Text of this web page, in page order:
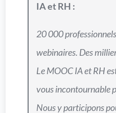
IA et RH :
20 000
webinaires. Des
Le MOOC IA et RH
vous incontournable
Nous y participons